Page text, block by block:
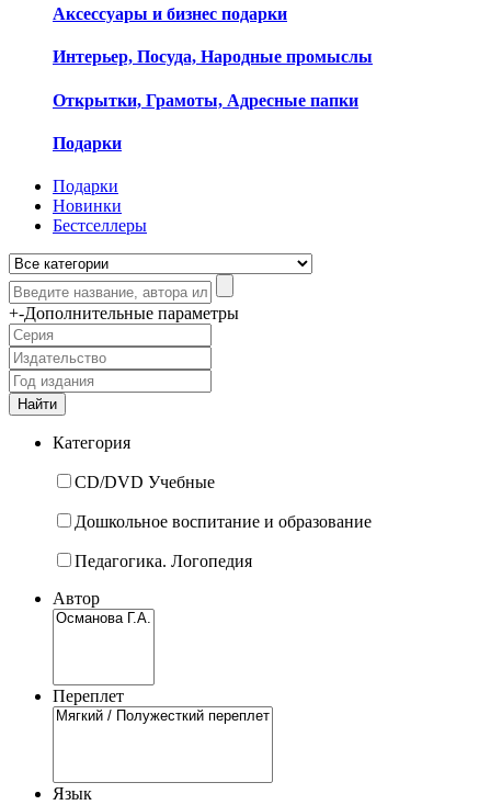
Аксессуары и бизнес подарки
Интерьер, Посуда, Народные промыслы
Открытки, Грамоты, Адресные папки
Подарки
Подарки
Новинки
Бестселлеры
+-Дополнительные параметры
Категория
CD/DVD Учебные
Дошкольное воспитание и образование
Педагогика. Логопедия
Автор
Переплет
Язык